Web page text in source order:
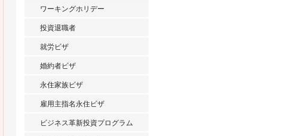
ワーキングホリデー
投資退職者
就労ビザ
婚約者ビザ
永住家族ビザ
雇用主指名永住ビザ
ビジネス革新投資プログラム